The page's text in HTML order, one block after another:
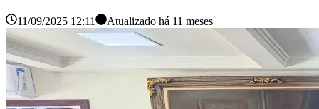
11/09/2025 12:11 Atualizado há 11 meses